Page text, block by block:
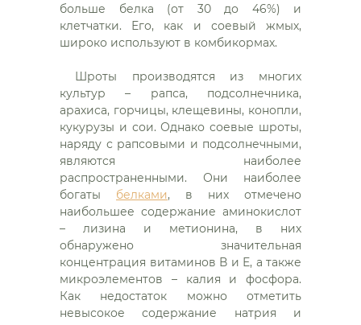
больше белка (от 30 до 46%) и
клетчатки. Его, как и соевый жмых,
широко используют в комбикормах.
Шроты производятся из многих
культур – рапса, подсолнечника,
арахиса, горчицы, клещевины, конопли,
кукурузы и сои. Однако соевые шроты,
наряду с рапсовыми и подсолнечными,
являются наиболее
распространенными. Они наиболее
богаты белками, в них отмечено
наибольшее содержание аминокислот
– лизина и метионина, в них
обнаружено значительная
концентрация витаминов В и Е, а также
микроэлементов – калия и фосфора.
Как недостаток можно отметить
невысокое содержание натрия и